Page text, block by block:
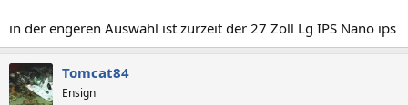
in der engeren Auswahl ist zurzeit der 27 Zoll Lg IPS Nano ips
Tomcat84
Ensign